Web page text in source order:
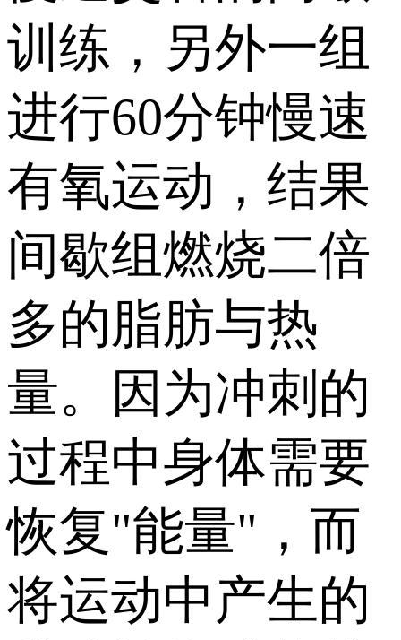
训练，另外一组
进行60分钟慢速
有氧运动，结果
间歇组燃烧二倍
多的脂肪与热
量。因为冲刺的
过程中身体需要
恢复"能量"，而
将运动中产生的